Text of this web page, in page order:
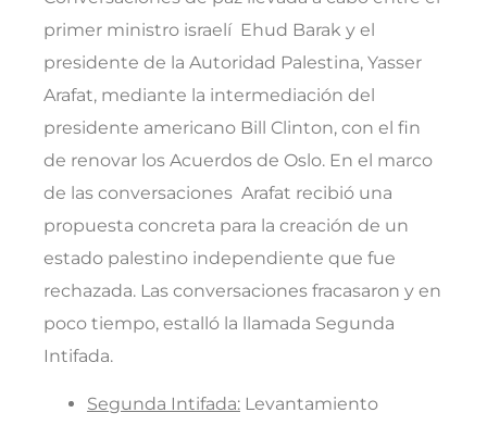
primer ministro israelí Ehud Barak y el
presidente de la Autoridad Palestina, Yasser
Arafat, mediante la intermediación del
presidente americano Bill Clinton, con el fin
de renovar los Acuerdos de Oslo. En el marco
de las conversaciones Arafat recibió una
propuesta concreta para la creación de un
estado palestino independiente que fue
rechazada. Las conversaciones fracasaron y en
poco tiempo, estalló la llamada Segunda
Intifada.
Segunda Intifada: Levantamiento